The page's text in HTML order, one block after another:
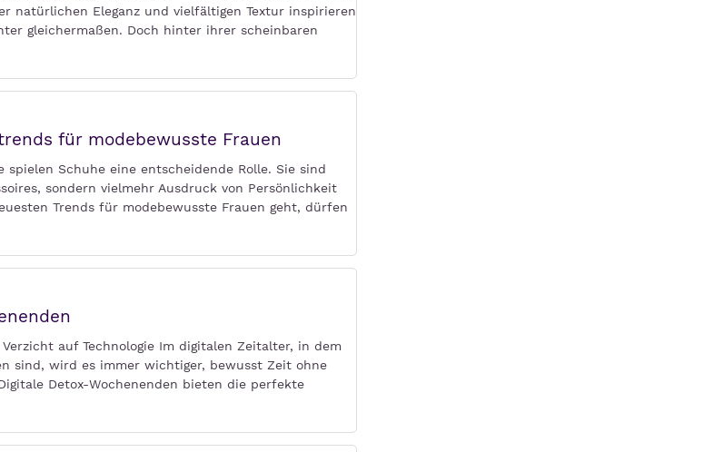
natürlichen Eleganz und vielfältigen Textur inspirieren
gleichermaßen. Doch hinter ihrer scheinbaren
für modebewusste Frauen
spielen Schuhe eine entscheidende Rolle. Sie sind
sondern vielmehr Ausdruck von Persönlichkeit
Trends für modebewusste Frauen geht, dürfen
auf Technologie Im digitalen Zeitalter, in dem
sind, wird es immer wichtiger, bewusst Zeit ohne
Detox-Wochenenden bieten die perfekte